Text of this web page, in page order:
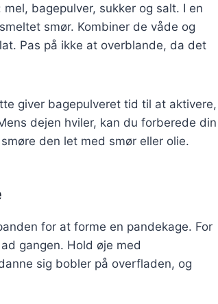
bagepulver, sukker og salt. I en
smør. Kombiner de våde og
Pas på ikke at overblande, da det
giver bagepulveret tid til at aktivere,
dejen hviler, kan du forberede din
den let med smør eller olie.
for at forme en pandekage. For
gangen. Hold øje med
sig bobler på overfladen, og